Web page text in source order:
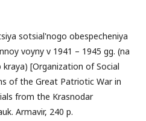
sotsial'nogo obespecheniya
voyny v 1941 – 1945 gg. (na
[Organization of Social
of the Great Patriotic War in
from the Krasnodar
Armavir, 240 p.